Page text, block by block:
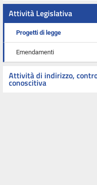
Attività Legislativa
Progetti di legge
Emendamenti
Attività di indirizzo,
conoscitiva